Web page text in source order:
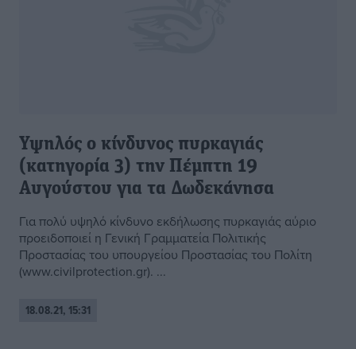
Υψηλός ο κίνδυνος πυρκαγιάς
(κατηγορία 3) την Πέμπτη 19
Αυγούστου για τα Δωδεκάνησα
Για πολύ υψηλό κίνδυνο εκδήλωσης πυρκαγιάς αύριο
προειδοποιεί η Γενική Γραμματεία Πολιτικής
Προστασίας του υπουργείου Προστασίας του Πολίτη
(www.civilprotection.gr). ...
18.08.21, 15:31